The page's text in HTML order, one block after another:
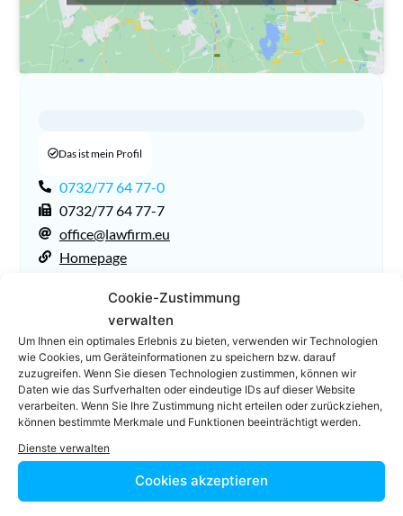
Cookie-Zustimmung
verwalten
Um Ihnen ein optimales Erlebnis zu bieten, verwenden wir Technologien
wie Cookies, um Geräteinformationen zu speichern bzw. darauf
zuzugreifen. Wenn Sie diesen Technologien zustimmen, können wir
Daten wie das Surfverhalten oder eindeutige IDs auf dieser Website
verarbeiten. Wenn Sie Ihre Zustimmung nicht erteilen oder zurückziehen,
können bestimmte Merkmale und Funktionen beeinträchtigt werden.
Dienste verwalten
Cookies akzeptieren
Das ist mein Profil
0732/77 64 77-0
0732/77 64 77-7
office@lawfirm.eu
Homepage
LinkedIn WhatsApp